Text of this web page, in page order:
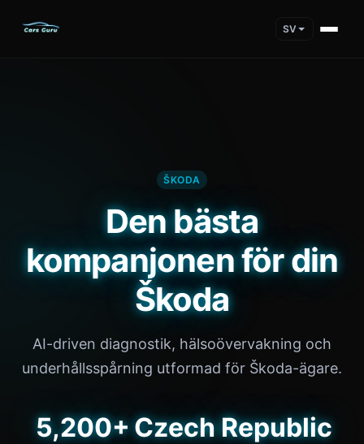
SV
ŠKODA
Den bästa
kompanjonen för din
Škoda
AI-driven diagnostik, hälsoövervakning och
underhållsspårning utformad för Škoda-ägare.
5,200+Czech Republic